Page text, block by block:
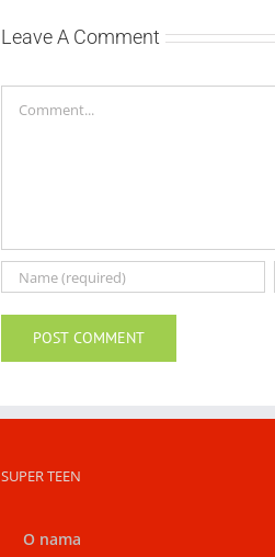
Leave A Comment
SUPER TEEN
O nama